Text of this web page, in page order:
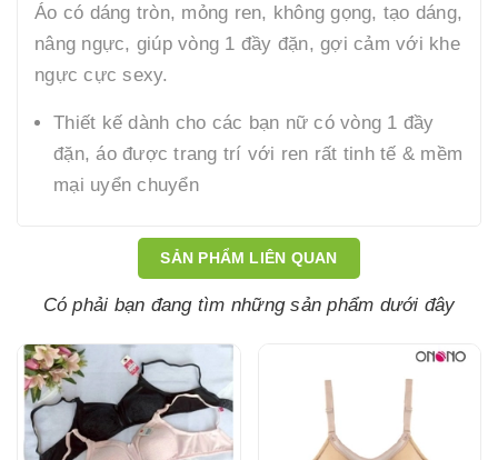
Áo có dáng tròn, mỏng ren, không gọng, tạo dáng,
nâng ngực, giúp vòng 1 đầy đặn, gợi cảm với khe
ngực cực sexy.
Thiết kế dành cho các bạn nữ có vòng 1 đầy
đặn, áo được trang trí với ren rất tinh tế & mềm
mại uyển chuyển
SẢN PHẨM LIÊN QUAN
Có phải bạn đang tìm những sản phẩm dưới đây